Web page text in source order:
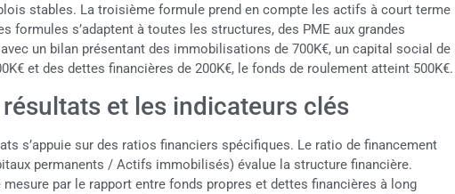
stables. La troisième formule prend en compte les actifs à court terme
formules s’adaptent à toutes les structures, des PME aux grandes
un bilan présentant des immobilisations de 700K€, un capital social de
et des dettes financières de 200K€, le fonds de roulement atteint 500K€.
résultats et les indicateurs clés
s’appuie sur des ratios financiers spécifiques. Le ratio de financement
permanents / Actifs immobilisés) évalue la structure financière.
mesure par le rapport entre fonds propres et dettes financières à long